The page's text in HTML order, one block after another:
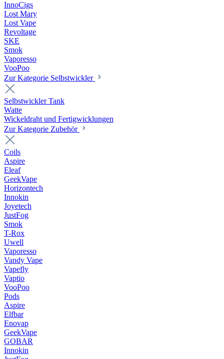
InnoCigs
Lost Mary
Lost Vape
Revoltage
SKE
Smok
Vaporesso
VooPoo
Zur Kategorie Selbstwickler
Selbstwickler Tank
Watte
Wickeldraht und Fertigwicklungen
Zur Kategorie Zubehör
Coils
Aspire
Eleaf
GeekVape
Horizontech
Innokin
Joyetech
JustFog
Smok
T-Rox
Uwell
Vaporesso
Vandy Vape
Vapefly
Vaptio
VooPoo
Pods
Aspire
Elfbar
Enovap
GeekVape
GOBAR
Innokin